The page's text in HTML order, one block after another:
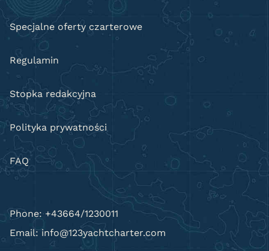
Specjalne oferty czarterowe
Regulamin
Stopka redakcyjna
Polityka prywatności
FAQ
Phone: +43664/1230011
Email: info@123yachtcharter.com